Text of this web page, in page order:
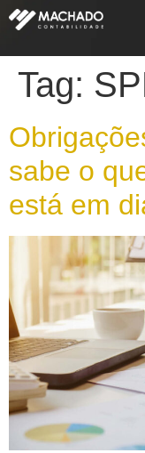
Tag:
sabe o
está em